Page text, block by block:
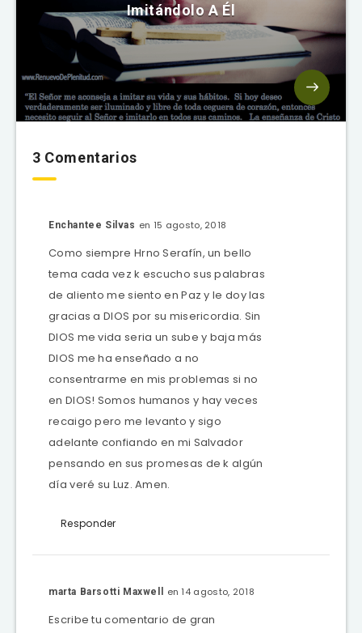
Imitándolo A Él
3 Comentarios
Enchantee Silvas en 15 agosto, 2018
Como siempre Hrno Serafín, un bello
tema cada vez k escucho sus palabras
de aliento me siento en Paz y le doy las
gracias a DIOS por su misericordia. Sin
DIOS me vida seria un sube y baja más
DIOS me ha enseñado a no
consentrarme en mis problemas si no
en DIOS! Somos humanos y hay veces
recaigo pero me levanto y sigo
adelante confiando en mi Salvador
pensando en sus promesas de k algún
día veré su Luz. Amen.
Responder
marta Barsotti Maxwell en 14 agosto, 2018
Escribe tu comentario de gran